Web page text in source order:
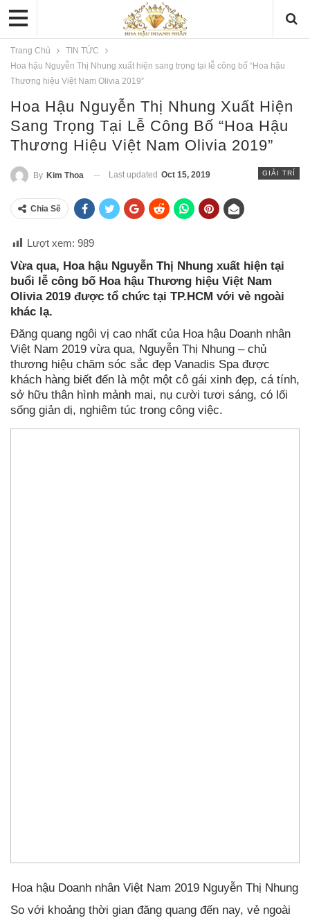
Trang Chủ
TIN TỨC
Hoa hậu Nguyễn Thị Nhung xuất hiện sang trọng tại lễ công bố “Hoa hậu
Thương hiệu Việt Nam Olivia 2019”
Hoa Hậu Nguyễn Thị Nhung Xuất Hiện
Sang Trọng Tại Lễ Công Bố “Hoa Hậu
Thương Hiệu Việt Nam Olivia 2019”
GIẢI TRÍ
By Kim Thoa Last updated Oct 15, 2019
Chia Sẽ
Lượt xem: 989
Vừa qua, Hoa hậu Nguyễn Thị Nhung xuất hiện tại
buổi lễ công bố Hoa hậu Thương hiệu Việt Nam
Olivia 2019 được tổ chức tại TP.HCM với vẻ ngoài
khác lạ.
Đăng quang ngôi vị cao nhất của Hoa hậu Doanh nhân
Việt Nam 2019 vừa qua, Nguyễn Thị Nhung – chủ
thương hiệu chăm sóc sắc đẹp Vanadis Spa được
khách hàng biết đến là một một cô gái xinh đẹp, cá tính,
sở hữu thân hình mảnh mai, nụ cười tươi sáng, có lối
sống giản dị, nghiêm túc trong công việc.
Hoa hậu Doanh nhân Việt Nam 2019 Nguyễn Thị Nhung
So với khoảng thời gian đăng quang đến nay, vẻ ngoài